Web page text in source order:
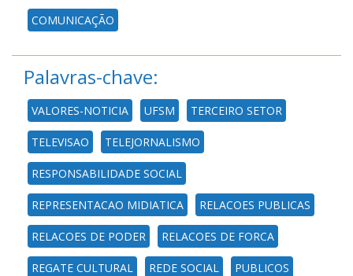
COMUNICAÇÃO
Palavras-chave:
VALORES-NOTICIA UFSM TERCEIRO SETOR
TELEVISAO TELEJORNALISMO
RESPONSABILIDADE SOCIAL
REPRESENTACAO MIDIATICA RELACOES PUBLICAS
RELACOES DE PODER RELACOES DE FORCA
REGATE CULTURAL REDE SOCIAL PUBLICOS